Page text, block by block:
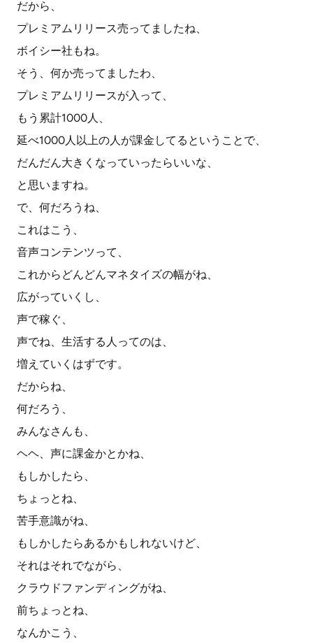
だから、
プレミアムリリース売ってましたね、
ボイシー社もね。
そう、何か売ってましたわ、
プレミアムリリースが入って、
もう累計1000人、
延べ1000人以上の人が課金してるということで、
だんだん大きくなっていったらいいな、
と思いますね。
で、何だろうね、
これはこう、
音声コンテンツって、
これからどんどんマネタイズの幅がね、
広がっていくし、
声で稼ぐ、
声でね、生活する人ってのは、
増えていくはずです。
だからね、
何だろう、
みんなさんも、
ヘヘ、声に課金かとかね、
もしかしたら、
ちょっとね、
苦手意識がね、
もしかしたらあるかもしれないけど、
それはそれでながら、
クラウドファンディングがね、
前ちょっとね、
なんかこう、